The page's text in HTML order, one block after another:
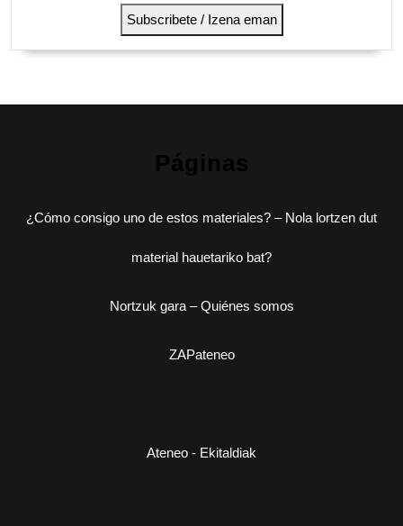
Subscribete / Izena eman
Páginas
¿Cómo consigo uno de estos materiales? – Nola lortzen dut
material hauetariko bat?
Nortzuk gara – Quiénes somos
ZAPateneo
Ateneo - Ekitaldiak